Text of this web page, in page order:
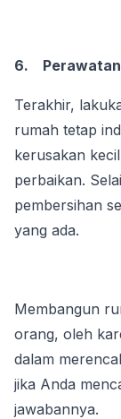
6.
Terakhir,
rumah tetap
kerusakan
perbaikan.
pembersihan
yang ada.
Membangun
orang, oleh
dalam
jika Anda
jawabannya.